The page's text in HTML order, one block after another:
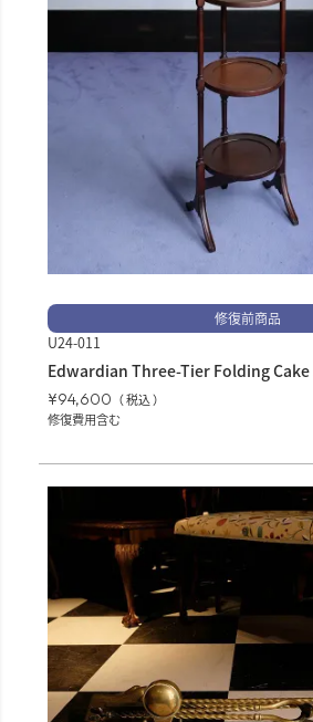
修復前商品
U24-011
Edwardian Three-Tier Folding
¥94,600
税込
修復費用含む